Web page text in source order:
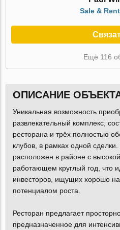
Sale &
Ещё 116
ОПИСАНИЕ
Уникальная возможность
развлекательный комплекс,
ресторана и трёх полностью
клубов, в рамках одной сделки.
расположен в районе с
работающем круглый год, что
инвесторов, ищущих хорошо
потенциалом роста.
Ресторан предлагает
предназначенное для